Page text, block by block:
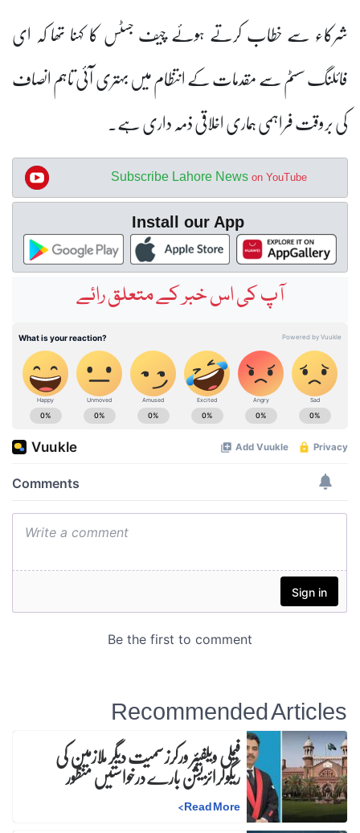
شرکاء سے خطاب کرتے ہوئے چیف جسٹس کا کہنا تھا کہ ای
فائلنگ سسٹم سے مقدمات کے انتظام میں بہتری آئی تاہم انصاف
کی بروقت فراہمی ہماری اخلاقی ذمہ داری ہے۔
Subscribe Lahore News on YouTube
Install our App
آپ کی اس خبر کے متعلق رائے
Recommended Articles
فیملی ویلفیئر ورکرز سمیت دیگر ملازمین کی
ریگولرائزیشن بارے درخواستیں منظور
Read More
>